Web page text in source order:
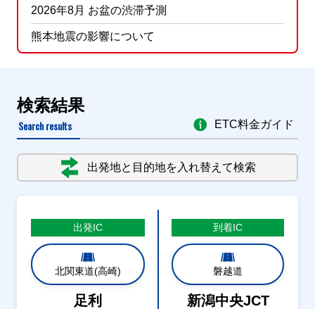
2026年8月 お盆の渋滞予測
熊本地震の影響について
検索結果
Search results
出発地と目的地を入れ替えて検索
ETC料金ガイド
出発IC
北関東道(高崎)
足利
到着IC
磐越道
新潟中央JCT